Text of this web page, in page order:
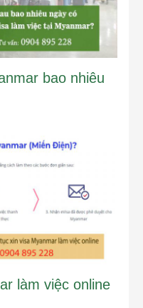
bao nhiêu
làm việc online